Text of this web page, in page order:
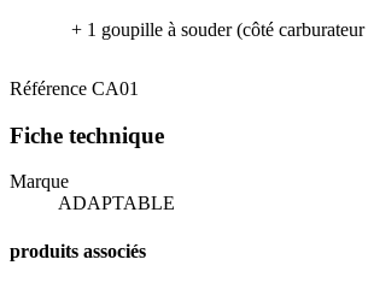
+ 1 goupille à souder (côté
Référence CA01
Fiche technique
Marque
ADAPTABLE
produits associés